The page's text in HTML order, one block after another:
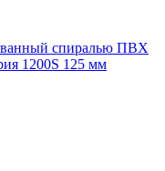
1200S 125 мм